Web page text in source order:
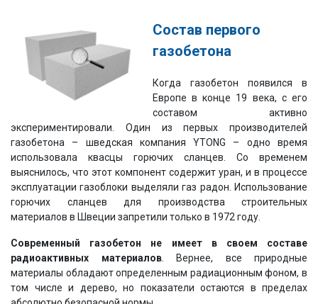
Состав первого
газобетона
Когда газобетон появился в
Европе в конце 19 века, с его
составом активно
экспериментировали. Один из первых производителей
газобетона – шведская компания YTONG – одно время
использовала квасцы горючих сланцев. Со временем
выяснилось, что этот компонент содержит уран, и в процессе
эксплуатации газоблоки выделяли газ радон. Использование
горючих сланцев для производства строительных
материалов в Швеции запретили только в 1972 году.
Современный газобетон не имеет в своем составе
радиоактивных материалов. Вернее, все природные
материалы обладают определенным радиационным фоном, в
том числе и дерево, но показатели остаются в пределах